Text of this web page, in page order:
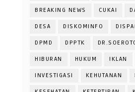
BREAKING NEWS CUKAI
DESA DISKOMINFO
DPMD DPPTK
HIBURAN HUKUM IKLAN
INVESTIGASI KEHUTANAN